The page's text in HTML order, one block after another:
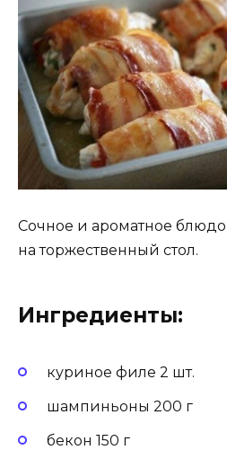
Сочное и ароматное
на торжественный стол.
Ингредиенты:
куриное филе 2 шт.
шампиньоны 200 г
бекон 150 г